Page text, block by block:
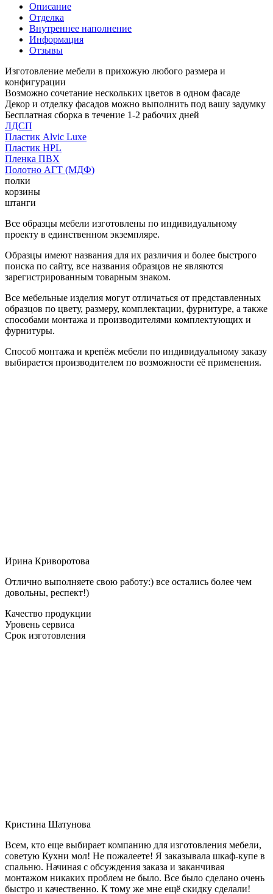
Описание
Отделка
Внутреннее наполнение
Информация
Отзывы
Изготовление мебели в прихожую любого размера и
конфигурации
Возможно сочетание нескольких цветов в одном фасаде
Декор и отделку фасадов можно выполнить под вашу задумку
Бесплатная сборка в течение 1-2 рабочих дней
ЛДСП
Пластик Alvic Luxe
Пластик HPL
Пленка ПВХ
Полотно АГТ (МДФ)
полки
корзины
штанги
Все образцы мебели изготовлены по индивидуальному
проекту в единственном экземпляре.
Образцы имеют названия для их различия и более быстрого
поиска по сайту, все названия образцов не являются
зарегистрированным товарным знаком.
Все мебельные изделия могут отличаться от представленных
образцов по цвету, размеру, комплектации, фурнитуре, а также
способами монтажа и производителями комплектующих и
фурнитуры.
Способ монтажа и крепёж мебели по индивидуальному заказу
выбирается производителем по возможности её применения.
Ирина Криворотова
Отлично выполняете свою работу:) все остались более чем
довольны, респект!)
Качество продукции
Уровень сервиса
Срок изготовления
Кристина Шатунова
Всем, кто еще выбирает компанию для изготовления мебели,
советую Кухни мол! Не пожалеете! Я заказывала шкаф-купе в
спальню. Начиная с обсуждения заказа и заканчивая
монтажом никаких проблем не было. Все было сделано очень
быстро и качественно. К тому же мне ещё скидку сделали!